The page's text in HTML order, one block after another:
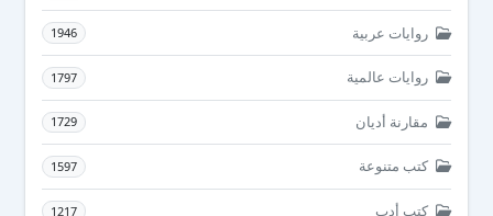
روايات عربية 1946
روايات عالمية 1797
مقارنة أديان 1729
كتب متنوعة 1597
كتب أدب 1217